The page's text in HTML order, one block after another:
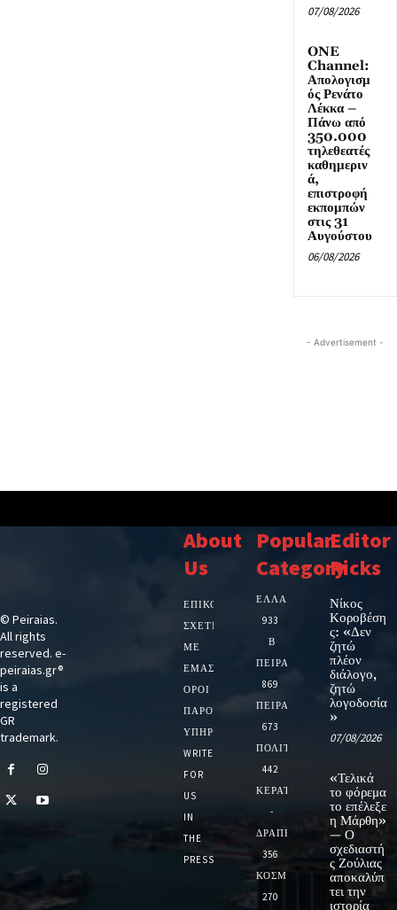
07/08/2026
ONE
Channel:
Απολογισμ
ός Ρενάτο
Λέκκα –
Πάνω από
350.000
τηλεθεατές
καθημεριν
ά,
επιστροφή
εκπομπών
στις 31
Αυγούστου
06/08/2026
- Advertisement -
© Peiraias.
All rights
reserved. e-
peiraias.gr®
is a
registered
GR
trademark.
About
Us
ΕΠΙΚΟΙΝΩΝΙΑ
ΣΧΕΤΙΚΆ
ΜΕ
ΕΜΆΣ
ΌΡΟΙ
ΠΑΡΟΧΉΣ
ΥΠΗΡΕΣΙΏΝ
WRITE
FOR
US
IN
THE
PRESS
Popular
Category
ΕΛΛΑΔΑ
933
Β
ΠΕΙΡΑΙΑ
869
ΠΕΙΡΑΙΑΣ
673
ΠΟΛΙΤΙΚΗ
442
ΚΕΡΑΤΣΙΝΙ
-
ΔΡΑΠΕΤΣΩΝΑ
356
ΚΟΣΜΟΣ
270
Editor
Picks
Νίκος
Κοροβέση
ς: «Δεν
ζητώ
πλέον
διάλογο,
ζητώ
λογοδοσία
»
07/08/2026
«Τελικά
το φόρεμα
το επέλεξε
η Μάρθη»
— Ο
σχεδιαστή
ς Ζούλιας
αποκαλύπ
τει την
ιστορία